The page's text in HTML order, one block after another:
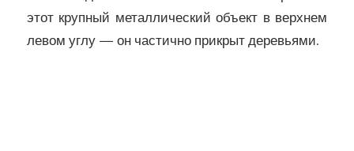
этот крупный металлический объект в верхнем
левом углу — он частично прикрыт деревьями.